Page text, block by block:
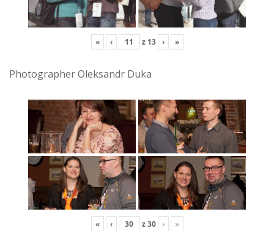
« ‹ z 13 › »
Photographer Oleksandr Duka
« ‹ z30 › »